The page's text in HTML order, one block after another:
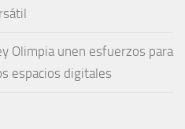
Olimpia unen esfuerzos para
espacios digitales